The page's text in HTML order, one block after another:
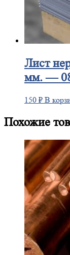
Лист
мм. —
150 ₽ В
Похожие